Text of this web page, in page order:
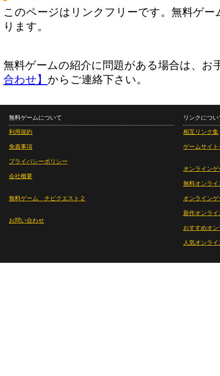
このページはリンクフリーです。無料ゲー
ります。
無料ゲームの紹介に問題がある場合は、お
合わせ】 からご連絡下さい。
無料ゲームについて
利用規約
免責事項
プライバシーポリシー
会社概要
無料ゲーム チビクエスト２
お問い合わせ
リンクについ
相互リンク集
ゲームサイト
オンラインゲ
無料オンライ
オンライン
新作オンライ
おすすめオ
人気オンラ